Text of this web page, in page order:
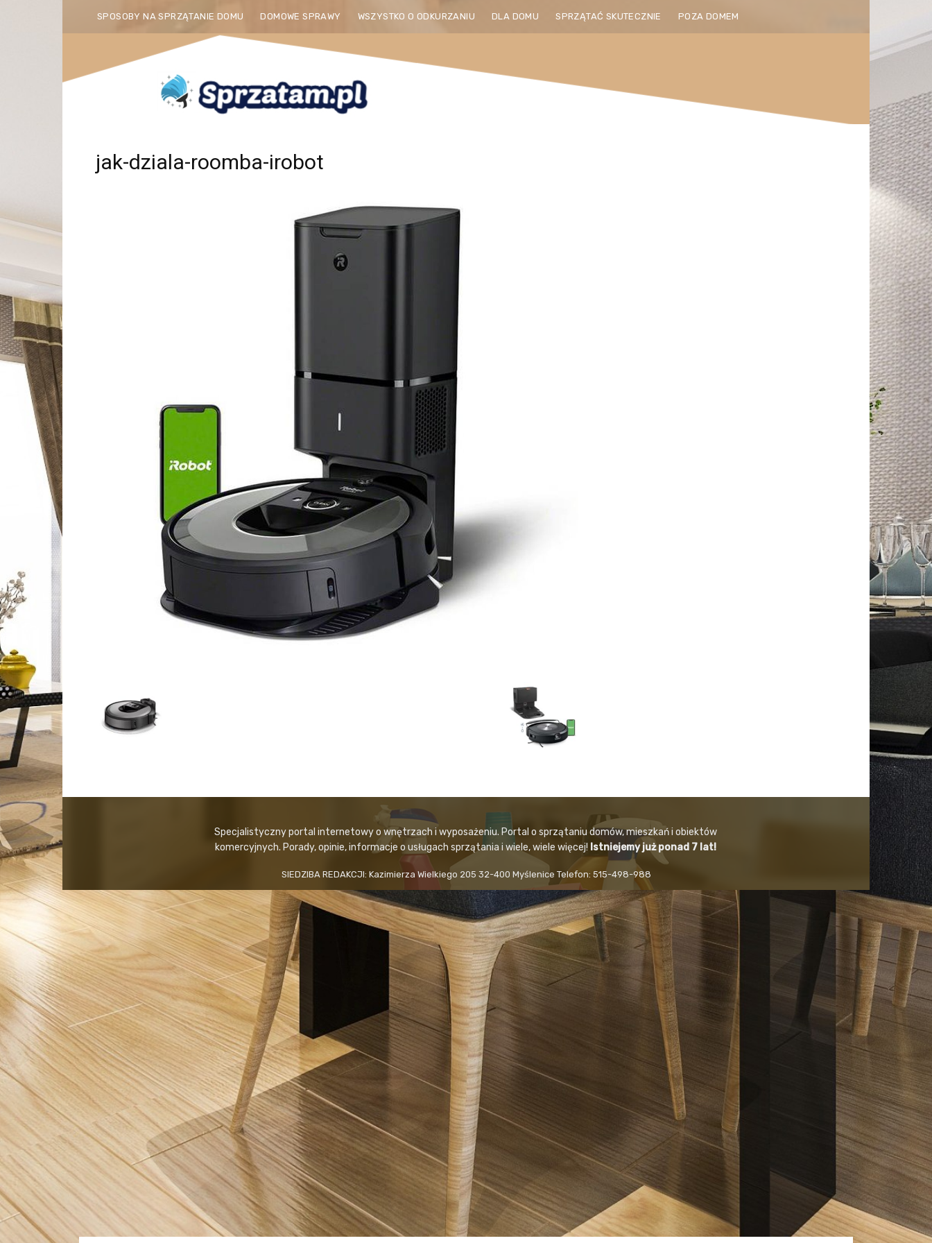
SPOSOBY NA SPRZĄTANIE DOMU DOMOWE SPRAWY WSZYSTKO O ODKURZANIU DLA DOMU SPRZĄTAĆ SKUTECZNIE POZA DOMEM
jak-dziala-roomba-irobot
Specjalistyczny portal internetowy o wnętrzach i wyposażeniu. Portal o sprzątaniu domów, mieszkań i obiektów
komercyjnych. Porady, opinie, informacje o usługach sprzątania i wiele, wiele więcej! Istniejemy już ponad 7 lat!
SIEDZIBA REDAKCJI: Kazimierza Wielkiego 205 32-400 Myślenice Telefon: 515-498-988